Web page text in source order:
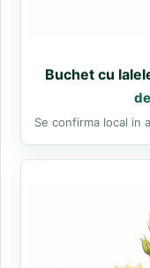
Buchet cu
Se confirma local in